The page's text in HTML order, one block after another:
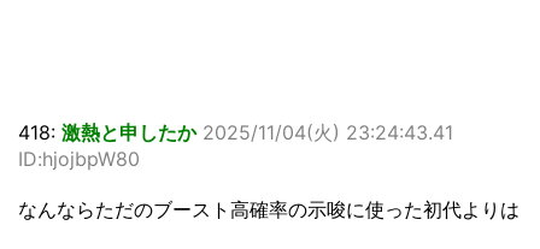
418: 激熱と申したか 2025/11/04(火) 23:24:43.41
ID:hjojbpW80
なんならただのブースト高確率の示唆に使った初代よりは